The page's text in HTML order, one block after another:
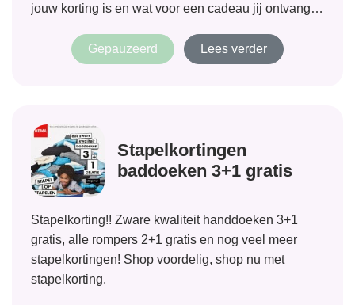
jouw korting is en wat voor een cadeau jij ontvangt
Gepauzeerd
Lees verder
Stapelkortingen
baddoeken 3+1 gratis
Stapelkorting!! Zware kwaliteit handdoeken 3+1
gratis, alle rompers 2+1 gratis en nog veel meer
stapelkortingen! Shop voordelig, shop nu met
stapelkorting.